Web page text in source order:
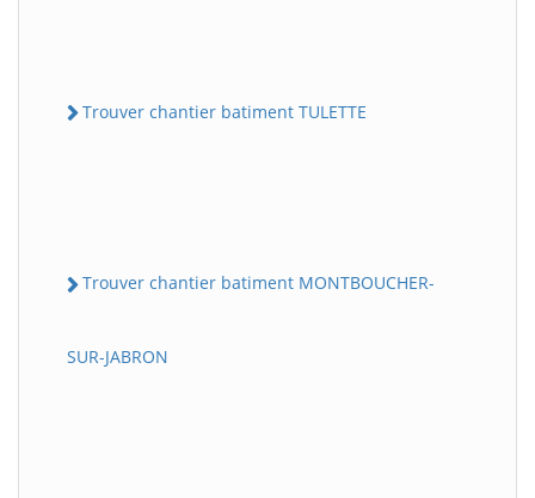
Trouver chantier batiment TULETTE
Trouver chantier batiment MONTBOUCHER-
SUR-JABRON